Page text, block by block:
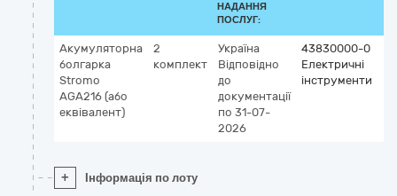
НАДАННЯ
ПОСЛУГ:
Акумуляторна
болгарка
Stromo
AGA216 (або
еквівалент)
2
комплект
Україна
Відповідно
до
документації
по 31-07-
2026
43830000-0
Електричні
інструменти
+ Інформація по лоту